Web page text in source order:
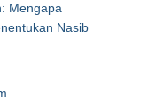
Mengapa
Nasib